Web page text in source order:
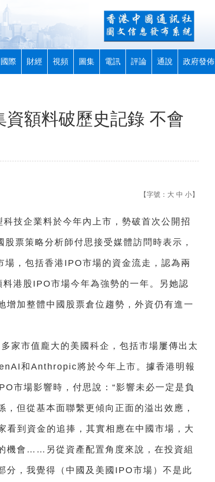
國際 財經 視頻 圖集 電訊 評論 通說 政府發佈
額料破歷史記錄 不會
【字號： 大 中 小】
技企業料於今年內上市，勢破首次公開招
票策略分析師付思接受媒體訪問時表示，
，包括香港IPO市場的資金流走，認為兩
港股IPO市場今年為強勢的一年。另她認
增加整體中國股票倉位趨勢，外資仍有進一
家市值龐大的美國科企，包括市場屢傳出太
和Anthropic將於今年上市。據香港明報
市場影響時，付思說：“影響未必一定是負
但從基本面聯繫更傾向正面的溢出效應，
看到資金的追捧，其實相應在中國市場，大
機會……另從資產配置角度來說，在投資組
分，我覺得（中國及美國IPO市場）不是此